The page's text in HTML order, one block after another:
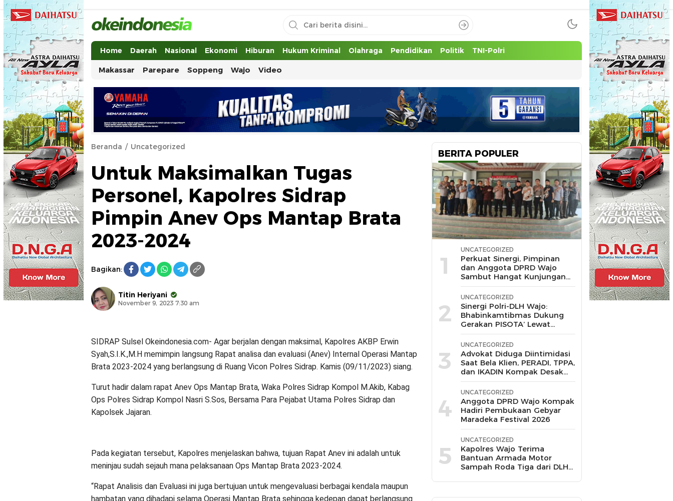
Okeindonesia.Online
Mengonlinekan Indonesia Secara Utuh
Home Daerah Nasional Ekonomi Hiburan Hukum Kriminal Olahraga Pendidikan Politik TNI-Polri
Makassar Parepare Soppeng Wajo Video
Beranda Uncategorized
Untuk Maksimalkan Tugas
Personel, Kapolres Sidrap
Pimpin Anev Ops Mantap Brata
2023-2024
Bagikan:
Titin Heriyani
November 9, 2023 7:30 am
SIDRAP Sulsel Okeindonesia.com- Agar berjalan dengan maksimal, Kapolres AKBP Erwin
Syah,S.I.K.,M.H memimpin langsung Rapat analisa dan evaluasi (Anev) Internal Operasi Mantap
Brata 2023-2024 yang berlangsung di Ruang Vicon Polres Sidrap. Kamis (09/11/2023) siang.
Turut hadir dalam rapat Anev Ops Mantap Brata, Waka Polres Sidrap Kompol M.Akib, Kabag
Ops Polres Sidrap Kompol Nasri S.Sos, Bersama Para Pejabat Utama Polres Sidrap dan
Kapolsek Jajaran.
Pada kegiatan tersebut, Kapolres menjelaskan bahwa, tujuan Rapat Anev ini adalah untuk
meninjau sudah sejauh mana pelaksanaan Ops Mantap Brata 2023-2024.
“Rapat Analisis dan Evaluasi ini juga bertujuan untuk mengevaluasi berbagai kendala maupun
hambatan yang dihadapi selama Operasi Mantap Brata sehingga kedepan dapat berlangsung
BERITA POPULER
1
UNCATEGORIZED
Perkuat Sinergi, Pimpinan
dan Anggota DPRD Wajo
Sambut Hangat Kunjungan
Silaturahmi Kapolres Wajo
yang Baru,
2
UNCATEGORIZED
Sinergi Polri-DLH Wajo:
Bhabinkamtibmas Dukung
Gerakan PISOTA’ Lewat
Motor Sampah
3
UNCATEGORIZED
Advokat Diduga Diintimidasi
Saat Bela Klien, PERADI, TPPA,
dan IKADIN Kompak Desak
Polda Riau Usut Tuntas
Dugaan Premanisme
4
UNCATEGORIZED
Anggota DPRD Wajo Kompak
Hadiri Pembukaan Gebyar
Maradeka Festival 2026
5
UNCATEGORIZED
Kapolres Wajo Terima
Bantuan Armada Motor
Sampah Roda Tiga dari DLH
Peduli Lingkungan